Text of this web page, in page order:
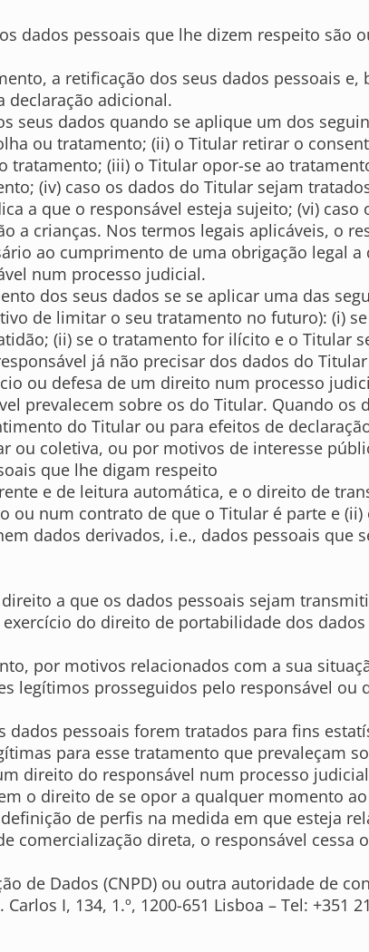
pessoais que lhe dizem respeito são
a retificação dos seus dados pessoais e,
declaração adicional.
dados quando se aplique um dos
ou tratamento; (ii) o Titular retirar o
(iii) o Titular opor-se ao
(iv) caso os dados do Titular sejam
a que o responsável esteja sujeito; (vi)
crianças. Nos termos legais aplicáveis, o
ao cumprimento de uma obrigação legal
num processo judicial.
dos seus dados se se aplicar uma das
de limitar o seu tratamento no futuro): (i)
(ii) se o tratamento for ilícito e o Titular
já não precisar dos dados do
ou defesa de um direito num processo
prevalecem sobre os do Titular. Quando os
do Titular ou para efeitos de
coletiva, ou por motivos de interesse
que lhe digam respeito
e de leitura automática, e o direito de
num contrato de que o Titular é parte e
dados derivados, i.e., dados pessoais que
a que os dados pessoais sejam
do direito de portabilidade dos
por motivos relacionados com a sua
legítimos prosseguidos pelo responsável
pessoais forem tratados para fins
para esse tratamento que prevaleçam
direito do responsável num processo
o direito de se opor a qualquer momento
de perfis na medida em que esteja
comercialização direta, o responsável cessa
de Dados (CNPD) ou outra autoridade de
I, 134, 1.º, 1200-651 Lisboa – Tel: +351